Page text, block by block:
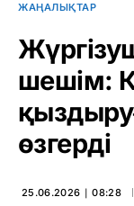
ЖАҢАЛЫҚТАР
шешім:
өзгерді
25.06.2026 ∣ 08:28